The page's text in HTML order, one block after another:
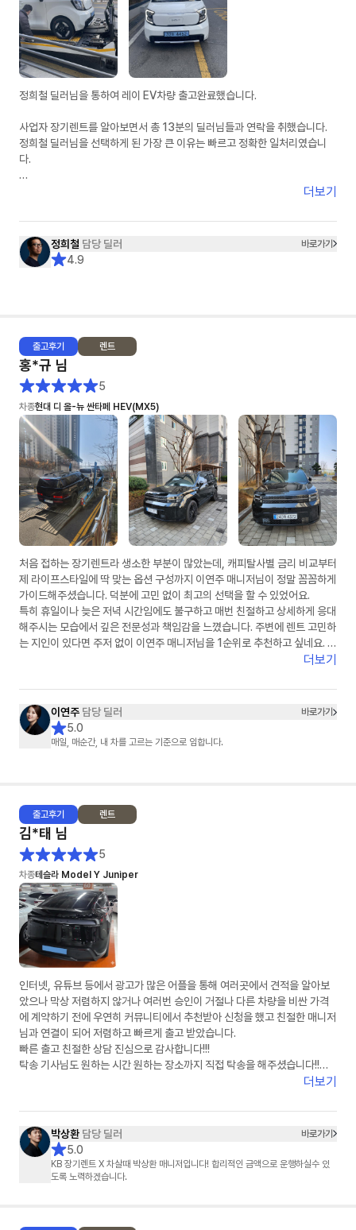
- 다른 업체도 빠른출고 상품이 있었어요. 저는 다 빠른출고 상품으로 알아보
았구요. 타사는 먼저 약정요청을 했는데 약정서가 더 늦게 오고, 차살때는 영
업일 기준 바로 다음날 왔습니다.
- 전자약정 후 이연주 매니저님이 엄청 노력해주신게 보일정도로 바로 후에
바로 차량 배차가 되었어요. 물론 운빨도 조금 있는것 같았어요. (모두가 이
런 스케줄로 진행되진 않을 수 있을거 같아요)
- 저 같은 경우 (금요일) 최종견적 > (월요일) 전자약정 > (수요일) 차량검수
> (목요일) 차량인수
4. 차량 상태: ★★★★
- 수요일~목요일 비가 오는 날씨라 세차를 했지만 아쉽게도 물자국이 남아
있었어요. 조금 아쉬운건 리어 스포일러 부분에 흰색 페인트 같은 것이
(3cm) 묻어있었는데 손톱으로 긁어내긴 했지만, 잔기스가 조금 났어요
정희철 딜러님을 통하여 레이 EV차량 출고완료했습니다.
사업자 장기렌트를 알아보면서 총 13분의 딜러님들과 연락을 취했습니다.
정희철 딜러님을 선택하게 된 가장 큰 이유는 빠르고 정확한 일처리였습니
다.
견적을 받고 다른 옵션을 요청하면 수정 보완된 견적을 재송부받기까지 걸리
또한 다른 옵션을 요청할경우 고객이 이 옵션을 왜 요청했는지까지 이해해주
시며 고객의 편에서 함께 고민해주셨습니다.
그래서 정희철 딜러님을 선택하게 되었고 견적, 계약, 출고까지 모든 일들이
보조금이라던지, 출고시 탁송처럼 딜러님의 영향이 아닌 부분에서 문제가 있
을때도 딜러님이 모든 부분을 다 해결해주셨습니다.
특히 탁송건은 정말 너무 감사드렸습니다. "제가 만약~"이라는 고객의 편에
기간이 종료가 되어도 저는 정희철 딜러님과 함께 하고 싶습니다.
더보기
정희철 담당 딜러 바로가기
4.9
출고후기 렌트
홍*규 님
5
차종현대 디 올-뉴 싼타페 HEV(MX5)
처음 접하는 장기렌트라 생소한 부분이 많았는데, 캐피탈사별 금리 비교부터
제 라이프스타일에 딱 맞는 옵션 구성까지 이연주 매니저님이 정말 꼼꼼하게
가이드해주셨습니다. 덕분에 고민 없이 최고의 선택을 할 수 있었어요.
​특히 휴일이나 늦은 저녁 시간임에도 불구하고 매번 친절하고 상세하게 응대
해주시는 모습에서 깊은 전문성과 책임감을 느꼈습니다. 주변에 렌트 고민하
는 지인이 있다면 주저 없이 이연주 매니저님을 1순위로 추천하고 싶네요. 마
지막까지 무사고를 기원하며 챙겨주신 선물도 차에 예쁘게 잘 달고 다니겠습
더보기
이연주 담당 딜러 바로가기
5.0
매일, 매순간, 내 차를 고르는 기준으로 임합니다.
출고후기 렌트
김*태 님
5
차종테슬라 Model Y Juniper
인터넷, 유튜브 등에서 광고가 많은 어플을 통해 여러곳에서 견적을 알아보
았으나 막상 저렴하지 않거나 여러번 승인이 거절나 다른 차량을 비싼 가격
에 계약하기 전에 우연히 커뮤니티에서 추천받아 신청을 했고 친절한 매니저
님과 연결이 되어 저렴하고 빠르게 출고 받았습니다.
빠른 출고 친절한 상담 진심으로 감사합니다!!!
탁송 기사님도 원하는 시간 원하는 장소까지 직접 탁송을 해주셨습니다!!
더보기
박상환 담당 딜러 바로가기
5.0
KB 장기렌트 X 차살때 박상환 매니저입니다! 합리적인 금액으로 운행하실수 있
도록 노력하겠습니다.